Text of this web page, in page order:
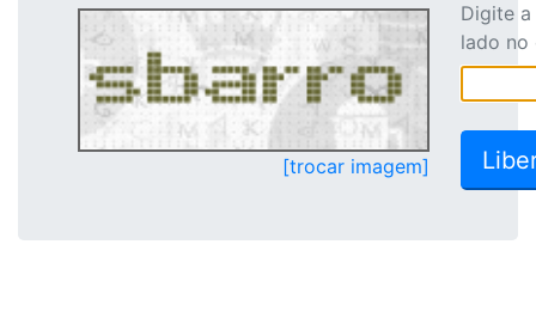
[trocar imagem]
Digite
lado no